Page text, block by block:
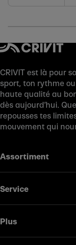
CRIVIT est là pour
sport, ton rythme
haute qualité au
dès aujourd’hui.
repousses tes
mouvement qui
Assortiment
Service
Plus